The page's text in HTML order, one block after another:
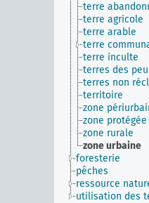
terre
terre agricole
terre arable
terre
terre inculte
terres des
terres non
territoire
zone
zone protégée
zone rurale
zone urbaine
foresterie
pêches
ressource
utilisation des